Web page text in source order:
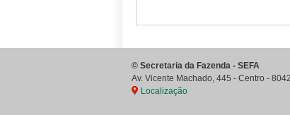
© Secretaria da Fazenda - SEFA
Av. Vicente Machado, 445 - Centro -
Localização